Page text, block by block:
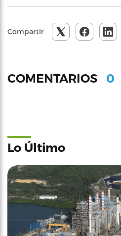
Compartir
COMENTARIOS 0
Lo Último